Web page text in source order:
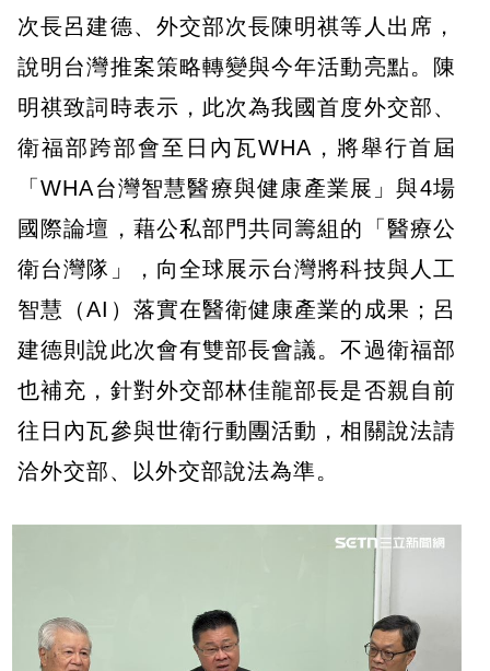
次長呂建德、外交部次長陳明祺等人出席，
說明台灣推案策略轉變與今年活動亮點。陳
明祺致詞時表示，此次為我國首度外交部、
衛福部跨部會至日內瓦WHA，將舉行首屆
「WHA台灣智慧醫療與健康產業展」與4場
國際論壇，藉公私部門共同籌組的「醫療公
衛台灣隊」，向全球展示台灣將科技與人工
智慧（AI）落實在醫衛健康產業的成果；呂
建德則說此次會有雙部長會議。不過衛福部
也補充，針對外交部林佳龍部長是否親自前
往日內瓦參與世衛行動團活動，相關說法請
洽外交部、以外交部說法為準。